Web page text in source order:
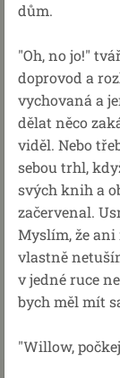
dům.
"Oh, no jo!"
doprovod a
vychovaná a
dělat něco
viděl. Nebo
sebou trhl,
svých knih a
začervenal.
Myslím, že ani
vlastně
v jedné ruce
bych měl mít
"Willow,